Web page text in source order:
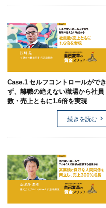
Case.1 セルフコントロールができ
ず、離職の絶えない職場から社員
数・売上ともに1.6倍を実現
続きを読む